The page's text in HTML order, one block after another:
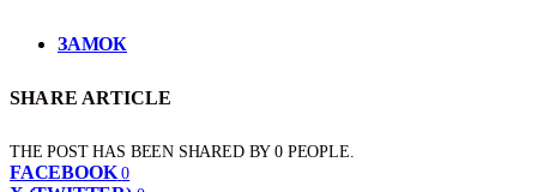
ЗАМОК
SHARE ARTICLE
THE POST HAS BEEN SHARED BY0 PEOPLE.
FACEBOOK 0